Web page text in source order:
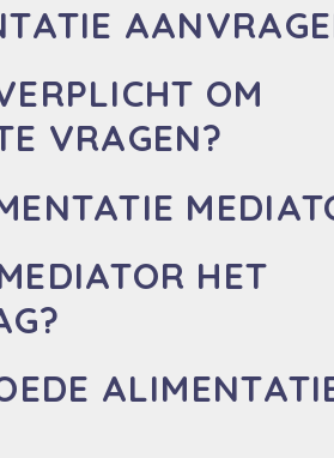
OM
VRAGEN?
HET